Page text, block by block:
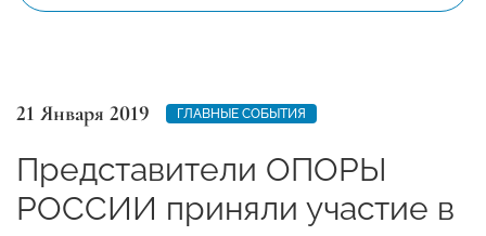
21 Января 2019 ГЛАВНЫЕ СОБЫТИЯ
Представители ОПОРЫ
РОССИИ приняли участие в